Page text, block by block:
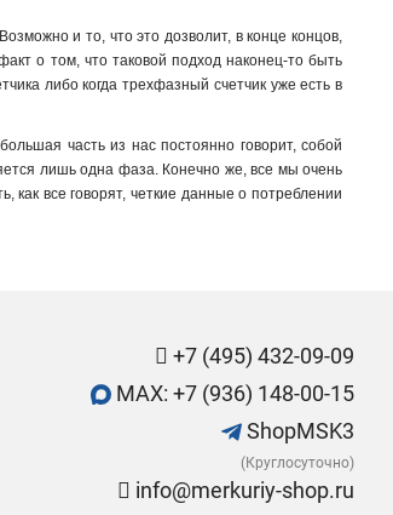
и то, что это дозволит, в конце концов,
о том, что таковой подход наконец-то быть
либо когда трехфазный счетчик уже есть в
часть из нас постоянно говорит, собой
лишь одна фаза. Конечно же, все мы очень
как все говорят, четкие данные о потреблении
+7 (495) 432-09-09
MAX: +7 (936) 148-00-15
ShopMSK3
(Круглосуточно)
info@merkuriy-shop.ru